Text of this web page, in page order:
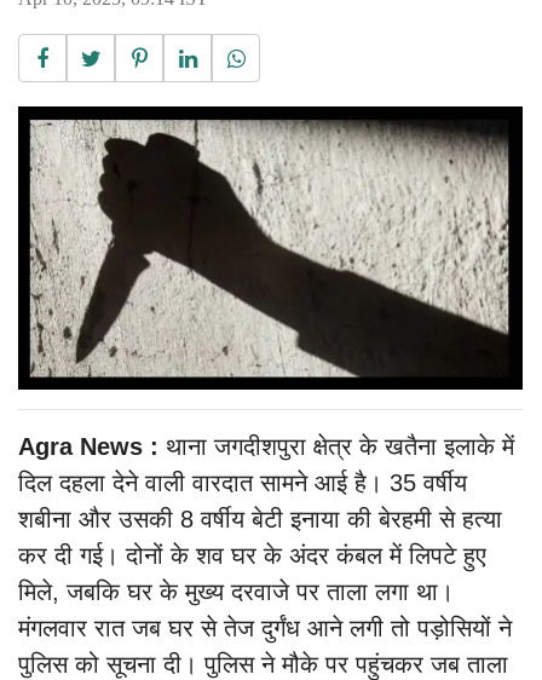
Agra News : थाना जगदीशपुरा क्षेत्र के खतैना इलाके में
दिल दहला देने वाली वारदात सामने आई है। 35 वर्षीय
शबीना और उसकी 8 वर्षीय बेटी इनाया की बेरहमी से हत्या
कर दी गई। दोनों के शव घर के अंदर कंबल में लिपटे हुए
मिले, जबकि घर के मुख्य दरवाजे पर ताला लगा था।
मंगलवार रात जब घर से तेज दुर्गंध आने लगी तो पड़ोसियों ने
पुलिस को सूचना दी। पुलिस ने मौके पर पहुंचकर जब ताला